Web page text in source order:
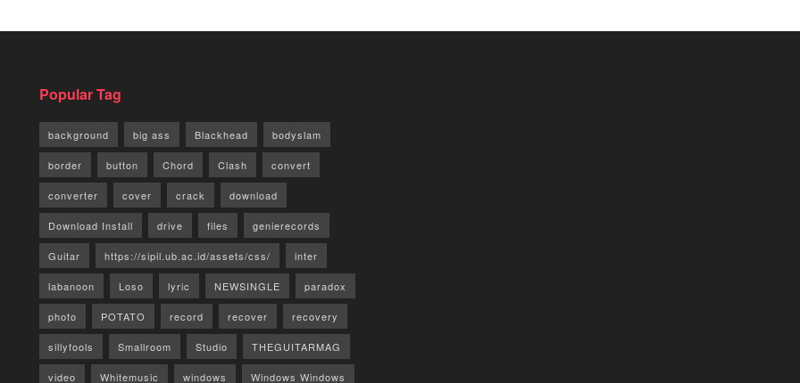
Popular Tag
background big ass Blackhead bodyslam
border button Chord Clash convert
converter cover crack download
Download Install drive files genierecords
Guitar https://sipil.ub.ac.id/assets/css/ inter
labanoon Loso lyric NEWSINGLE paradox
photo POTATO record recover recovery
sillyfools Smallroom Studio THEGUITARMAG
video Whitemusic windows Windows Windows